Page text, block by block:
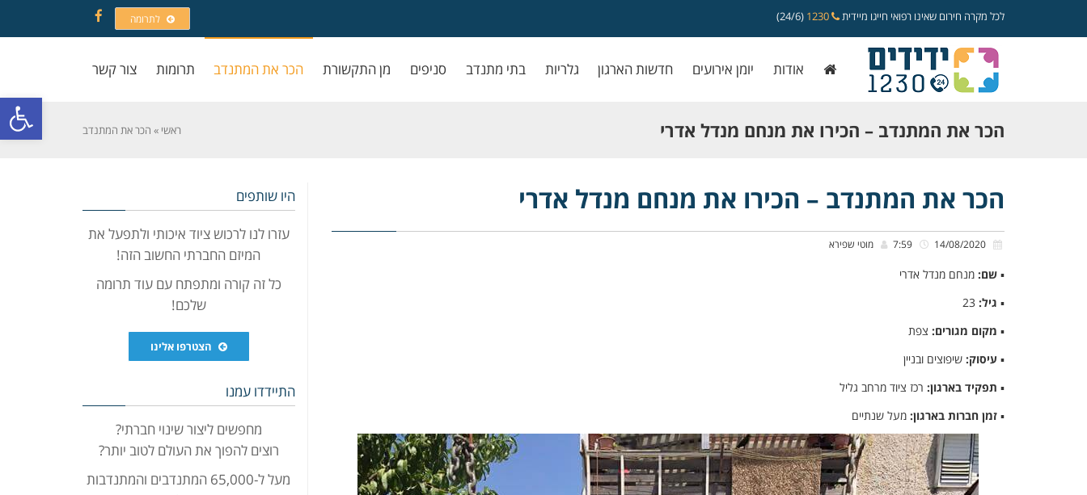
פתח
לכל מקרה חירום שאינו רפואי חייגו מיידית (24/6) לתרומה
Facebook
אודות יומן אירועים חדשות הארגון גלריות בתי מתנדב סניפים מן התקשורת הכר את המתנדב תרומות צור קשר
הכר את המתנדב – הכירו את מנחם מנדל אדרי ראשי » הכר את המתנדב
הכר את המתנדב – הכירו את מנחם מנדל אדרי
מוטי שפירא
▪ שם: מנחם מנדל אדרי
▪ גיל:
▪ מקום מגורים: צפת
▪ עיסוק: שיפוצים ובניין
▪ תפקיד בארגון: רכז ציוד מרחב גליל
▪ זמן חברות בארגון: מעל שנתיים
היו שותפים
עזרו לנו לרכוש ציוד איכותי ולתפעל את
המיזם החברתי החשוב הזה!
כל זה קורה ומתפתח עם עוד תרומה
שלכם!
הצטרפו אלינו
התיידדו עמנו
מחפשים ליצור שינוי חברתי?
רוצים להפוך את העולם לטוב יותר?
מעל ל-65,000 המתנדבים והמתנדבות